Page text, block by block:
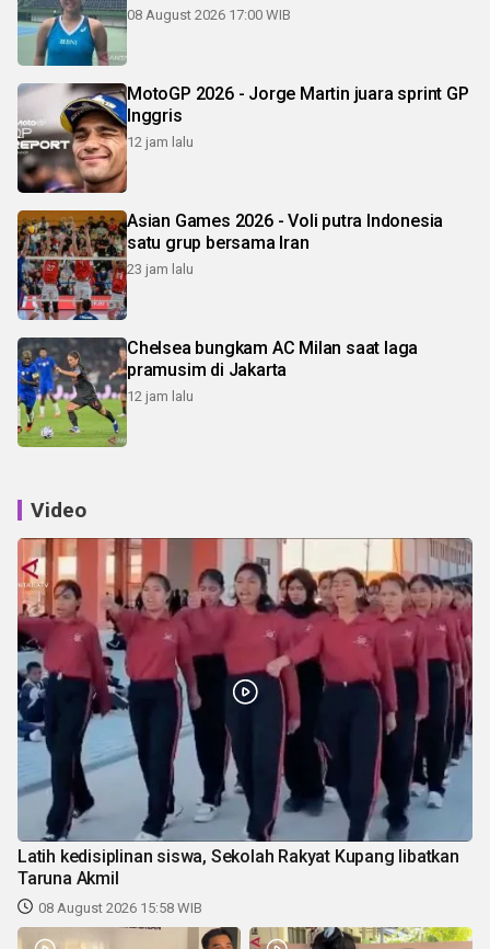
08 August 2026 17:00 WIB
MotoGP 2026 - Jorge Martin juara sprint GP
Inggris
12 jam lalu
Asian Games 2026 - Voli putra Indonesia
satu grup bersama Iran
23 jam lalu
Chelsea bungkam AC Milan saat laga
pramusim di Jakarta
12 jam lalu
Video
Latih kedisiplinan siswa, Sekolah Rakyat Kupang libatkan
Taruna Akmil
08 August 2026 15:58 WIB